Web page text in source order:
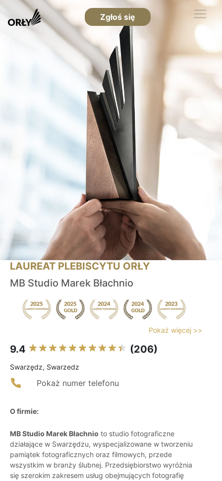
Zgłoś się
LAUREAT PLEBISCYTU ORŁY
MB Studio Marek Błachnio
Pokaż więcej >>
9.4 (206)
Swarzędz, Swarzedz
Pokaż numer telefonu
O firmie:
MB Studio Marek Błachnio to studio fotograficzne
działające w Swarzędzu, wyspecjalizowane w tworzeniu
pamiątek fotograficznych oraz filmowych, przede
wszystkim w branży ślubnej. Przedsiębiorstwo wyróżnia
się szerokim zakresem usług obejmujących fotografię